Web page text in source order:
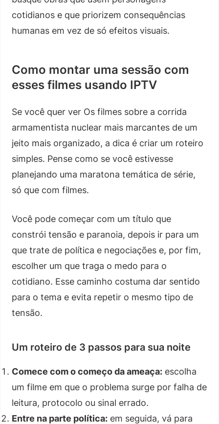
cotidianos e que priorizem consequências
humanas em vez de só efeitos visuais.
Como montar uma sessão com
esses filmes usando IPTV
Se você quer ver Os filmes sobre a corrida
armamentista nuclear mais marcantes de um
jeito mais organizado, a dica é criar um roteiro
simples. Pense como se você estivesse
planejando uma maratona temática de série,
só que com filmes.
Você pode começar com um título que
constrói tensão e paranoia, depois ir para um
que trate de política e negociações e, por fim,
escolher um que traga o medo para o
cotidiano. Esse caminho costuma dar sentido
para o tema e evita repetir o mesmo tipo de
tensão.
Um roteiro de 3 passos para sua noite
Comece com o começo da ameaça: escolha
um filme em que o problema surge por falha de
leitura, protocolo ou sinal errado.
Entre na parte política: em seguida, vá para